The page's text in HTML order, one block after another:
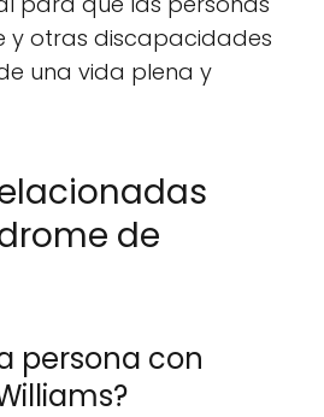
y otras discapacidades
una vida plena y
de
persona con